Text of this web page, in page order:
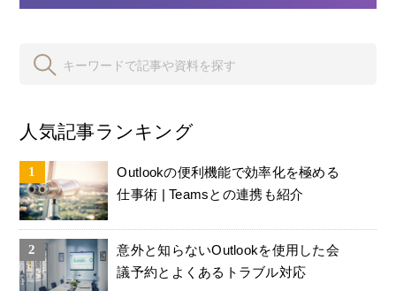
人気記事ランキング
Outlookの便利機能で効率化を極める
仕事術 | Teamsとの連携も紹介
意外と知らないOutlookを使用した会
議予約とよくあるトラブル対応